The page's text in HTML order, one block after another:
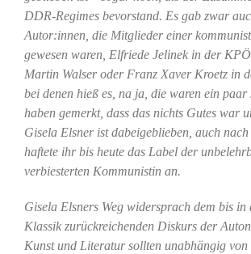
DDR-Regimes bevorstand. Es gab zwar
Autor:innen, die Mitglieder einer
gewesen waren, Elfriede Jelinek in der
Martin Walser oder Franz Xaver Kroetz in
bei denen hieß es, na ja, die waren ein paar
haben gemerkt, dass das nichts Gutes war
Gisela Elsner ist dabeigeblieben, auch
haftete ihr bis heute das Label der
verbiesterten Kommunistin an.
Gisela Elsners Weg widersprach dem bis in
Klassik zurückreichenden Diskurs der
Kunst und Literatur sollten unabhängig von